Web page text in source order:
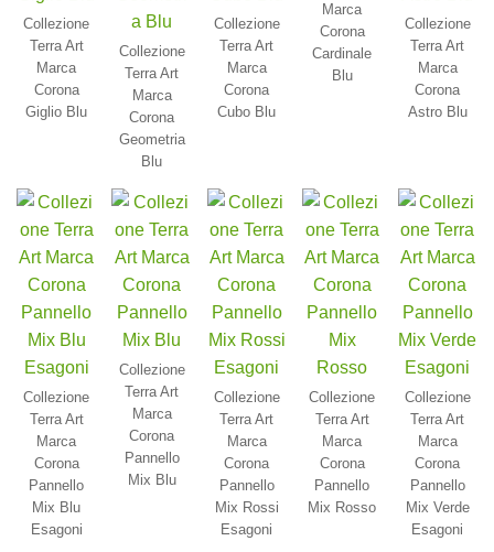
Collezione
Terra Art
Marca
Corona
Giglio Blu
Collezione
Terra Art
Marca
Corona
Geometria
Blu
Collezione
Terra Art
Marca
Corona
Cubo Blu
Marca
Corona
Cardinale
Blu
Collezione
Terra Art
Marca
Corona
Astro Blu
Collezione
Terra Art
Marca
Corona
Pannello
Mix Blu
Esagoni
Collezione
Terra Art
Marca
Corona
Pannello
Mix Blu
Collezione
Terra Art
Marca
Corona
Pannello
Mix Rossi
Esagoni
Collezione
Terra Art
Marca
Corona
Pannello
Mix Rosso
Collezione
Terra Art
Marca
Corona
Pannello
Mix Verde
Esagoni